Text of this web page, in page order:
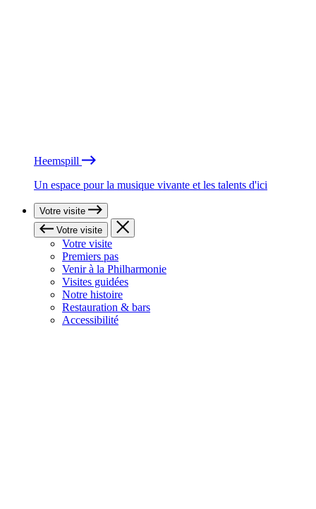
Heemspill
Un espace pour la musique vivante et les talents d'ici
Votre visite
Votre visite
Votre visite
Premiers pas
Venir à la Philharmonie
Visites guidées
Notre histoire
Restauration & bars
Accessibilité